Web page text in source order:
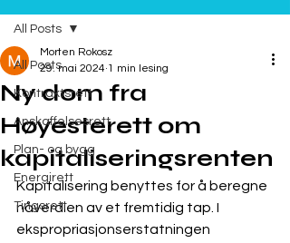
All Posts
Kontraktsrett
Anskaffelsesrett
Plan- og bygg
Energirett
Tingsrett
All Posts
Ny dom fra
Høyesterett om
kapitaliseringsrenten
Morten Rokosz
29. mai 2024 1 min lesing
Kapitalisering benyttes for å beregne
nåverdien av et fremtidig tap. I
ekspropriasjonserstatningen